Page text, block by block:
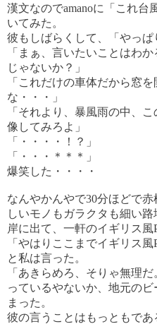
漢文なのでamanoに「これ
いてみた。
彼もしばらくして、「やっぱ
「まぁ、言いたいことはわ
じゃないか？」
「これだけの車体だから窓
な・・・」
「それより、暴風雨の中、
像してみろよ」
「・・・・！？」
「・・・＊＊＊」
爆笑した・・・・
なんやかんやで30分ほどで
しいモノもガラクタも細い
岸に出て、一軒のイギリス風
「やはりここまでイギリス
と私は言った。
「あきらめろ、そりゃ無理
っているやないか、地元の
まった。
彼の言うことはもっともで